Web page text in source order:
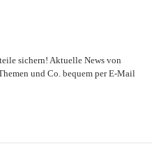
sichern! Aktuelle News von
und Co. bequem per E-Mail